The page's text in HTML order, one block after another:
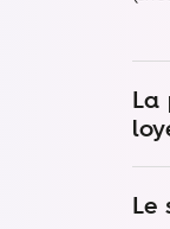
La
Le